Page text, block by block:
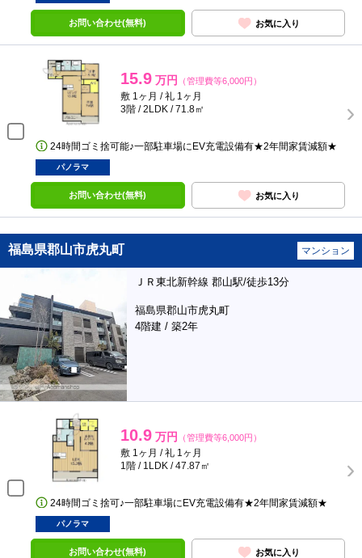
お問い合わせ(無料) お気に入り
15.9 万円 （管理費等6,000円）
敷 1ヶ月 / 礼 1ヶ月
3階 / 2LDK / 71.8㎡
24時間ゴミ捨可能♪一部駐車場にEV充電設備有★2年間家賃減額★
パノラマ
お問い合わせ(無料) お気に入り
福島県郡山市虎丸町 マンション
ＪＲ東北新幹線 郡山駅/徒歩13分
福島県郡山市虎丸町
4階建 / 築2年
10.9 万円 （管理費等6,000円）
敷 1ヶ月 / 礼 1ヶ月
1階 / 1LDK / 47.87㎡
24時間ゴミ捨可♪一部駐車場にEV充電設備有★2年間家賃減額★
パノラマ
お問い合わせ(無料) お気に入り